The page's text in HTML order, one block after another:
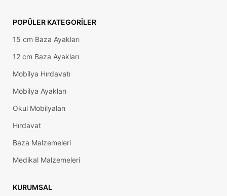
POPÜLER KATEGORILER
15 cm Baza Ayakları
12 cm Baza Ayakları
Mobilya Hırdavatı
Mobilya Ayakları
Okul Mobilyaları
Hırdavat
Baza Malzemeleri
Medikal Malzemeleri
KURUMSAL